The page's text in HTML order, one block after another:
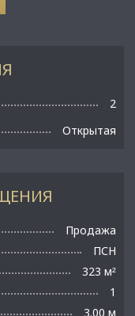
Продажа
ПСН
323 м²
1
3.00 м
2
Открытая